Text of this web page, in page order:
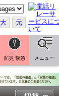
大 元
防災 緊急 メニュー